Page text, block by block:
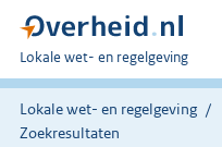
U
bent
hier:
Lokale wet- en regelgeving
Lokale wet- en regelgeving
Zoekresultaten